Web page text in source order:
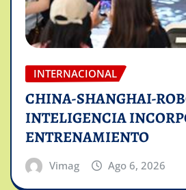
INTERNACIONAL
CHINA-SHANGHAI-
INTELIGENCIA
ENTRENAMIENTO
Vimag Ago 6, 2026